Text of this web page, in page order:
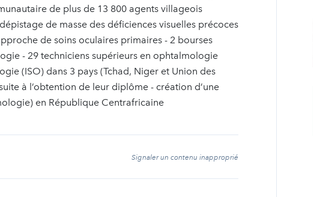
de plus de 13 800 agents villageois
de masse des déficiences visuelles précoces
de soins oculaires primaires - 2 bourses
- 29 techniciens supérieurs en ophtalmologie
(ISO) dans 3 pays (Tchad, Niger et Union des
à l’obtention de leur diplôme - création d’une
en République Centrafricaine
Signaler un contenu inapproprié